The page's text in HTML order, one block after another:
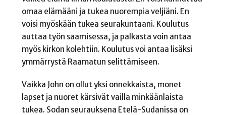
omaa elämääni ja tukea nuorempia veljiäni. En
voisi myöskään tukea seurakuntaani. Koulutus
auttaa työn saamisessa, ja palkasta voin antaa
myös kirkon kolehtiin. Koulutus voi antaa lisäksi
ymmärrystä Raamatun selittämiseen.
Vaikka John on ollut yksi onnekkaista, monet
lapset ja nuoret kärsivät vailla minkäänlaista
tukea. Sodan seurauksena Etelä-Sudanissa on